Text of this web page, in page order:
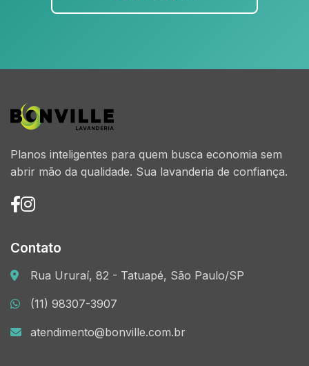
Planos inteligentes para quem busca economia sem
abrir mão da qualidade. Sua lavanderia de confiança.
Contato
Rua Ururaí, 82 - Tatuapé, São Paulo/SP
(11) 98307-3907
atendimento@bonville.com.br